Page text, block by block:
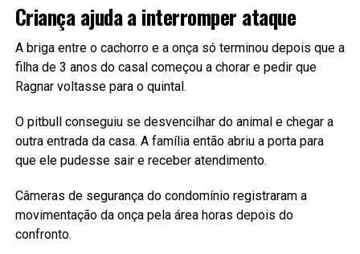
Criança ajuda a interromper ataque
A briga entre o cachorro e a onça só terminou depois que a
filha de 3 anos do casal começou a chorar e pedir que
Ragnar voltasse para o quintal.
O pitbull conseguiu se desvencilhar do animal e chegar a
outra entrada da casa. A família então abriu a porta para
que ele pudesse sair e receber atendimento.
Câmeras de segurança do condomínio registraram a
movimentação da onça pela área horas depois do
confronto.